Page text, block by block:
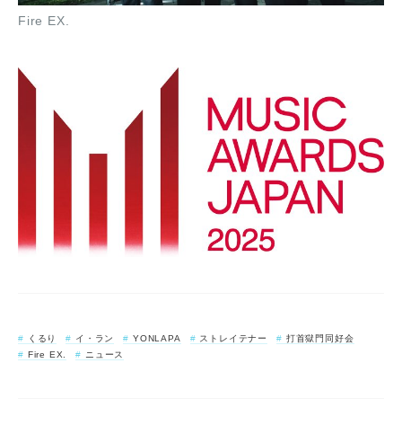
Fire EX.
くるり イ・ラン YONLAPA ストレイテナー
打首獄門同好会
Fire EX.
ニュース